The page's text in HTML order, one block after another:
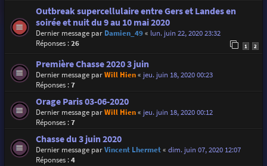
Outbreak supercellulaire entre Gers et Landes en
soirée et nuit du 9 au 10 mai 2020
Dernier message par Damien_49« lun. juin 22, 2020 23:32
Réponses :26 1 2
Première Chasse 2020 3 juin
Dernier message parWill Hien« jeu. juin 18, 2020 00:23
Réponses :7
Orage Paris 03-06-2020
Dernier message parWill Hien« jeu. juin 18, 2020 00:12
Réponses :7
Chasse du 3 juin 2020
Dernier message parVincent Lhermet« dim. juin 07, 2020 12:07
Réponses :4